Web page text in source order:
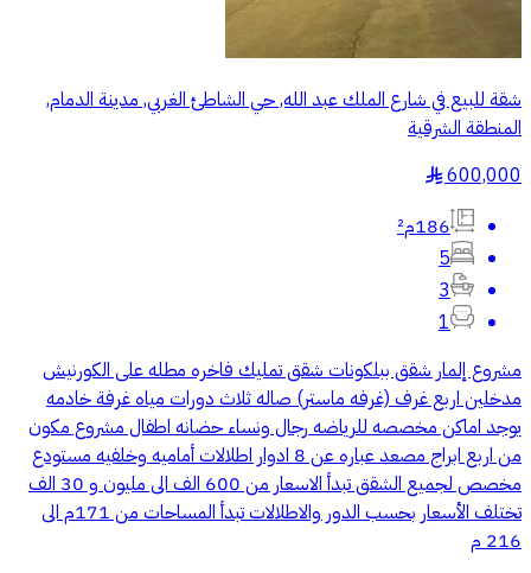
شقة للبيع في شارع الملك عبد الله, حي الشاطئ الغربي, مدينة الدمام,
المنطقة الشرقية
600,000
§
186م²
5
3
1
مشروع إلمار شقق ببلكونات شقق تمليك فاخره مطله على الكورنيش
مدخلين اربع غرف (غرفه ماستر) صاله ثلاث دورات مياه غرفة خادمه
يوجد اماكن مخصصه للرياضه رجال ونساء حضانه اطفال مشروع مكون
من اربع ابراج مصعد عباره عن 8 ادوار اطلالات أماميه وخلفيه مستودع
مخصص لجميع الشقق تبدأ الاسعار من 600 الف الى مليون و 30 الف
تختلف الأسعار بحسب الدور والاطلالات تبدأ المساحات من 171م الى
216 م